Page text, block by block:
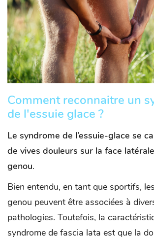
Comment reconnaitre un
de l'essuie glace ?
Le syndrome de l’essuie-glace se
de vives douleurs sur la face
genou.
Bien entendu, en tant que sportifs,
genou peuvent être associées à
pathologies. Toutefois, la
syndrome de fascia lata est que la